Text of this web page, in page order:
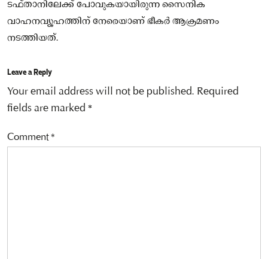
ടഫ്താനിലേക്ക് പോവുകയായിരുന്ന സൈനിക
വാഹനവ്യൂഹത്തിന് നേരെയാണ് ഭീകര്‍ ആക്രമണം
നടത്തിയത്.
Leave a Reply
Your email address will not be published. Required
fields are marked *
Comment*